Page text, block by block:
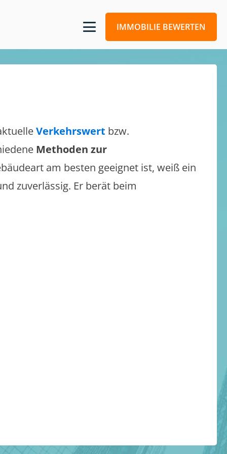
IMMOBILIE BEWERTEN
Verkehrswert bzw.
Methoden zur
am besten geeignet ist, weiß ein
zuverlässig. Er berät beim